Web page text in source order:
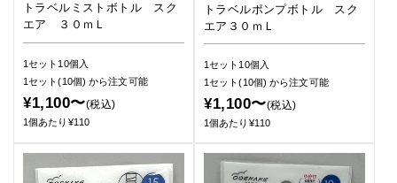
トラベルミストボトル スク
エア ３０ｍＬ
1セット10個入
1セット(10個)から注文可能
¥1,100〜(税込)
1個あたり¥110
トラベルポンプボトル スク
エア３０ｍＬ
1セット10個入
1セット(10個)から注文可能
¥1,100〜(税込)
1個あたり¥110